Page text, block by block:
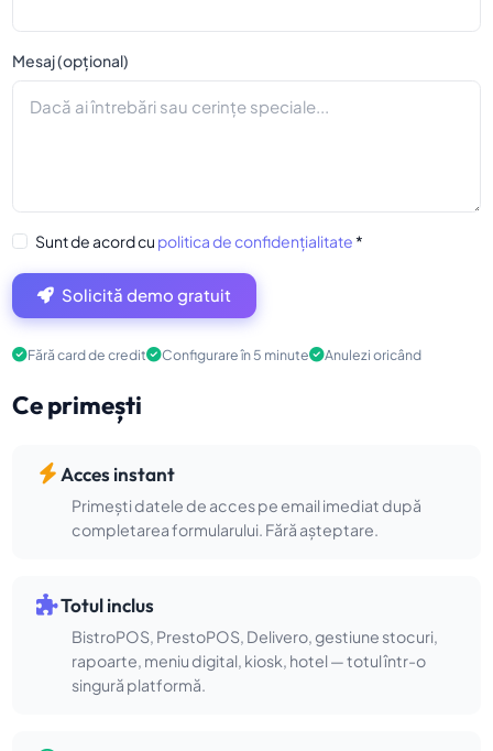
Mesaj (opțional)
Sunt de acord cu politica de confidențialitate*
Solicită demo gratuit
Fără card de credit Configurare în 5 minute Anulezi oricând
Ce primești
Acces instant
Primești datele de acces pe email imediat după
completarea formularului. Fără așteptare.
Totul inclus
BistroPOS, PrestoPOS, Delivero, gestiune stocuri,
rapoarte, meniu digital, kiosk, hotel — totul într-o
singură platformă.